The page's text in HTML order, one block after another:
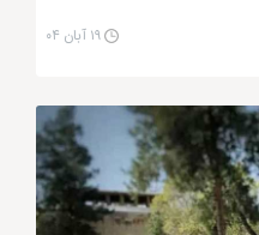
۱۹ آبان ۰۴